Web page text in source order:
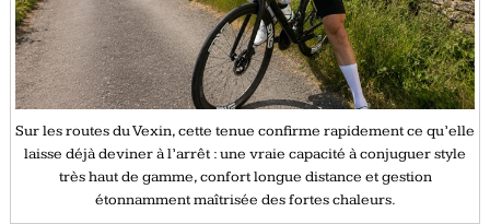
Sur les routes du Vexin, cette tenue confirme rapidement ce qu’elle
laisse déjà deviner à l’arrêt : une vraie capacité à conjuguer style
très haut de gamme, confort longue distance et gestion
étonnamment maîtrisée des fortes chaleurs.